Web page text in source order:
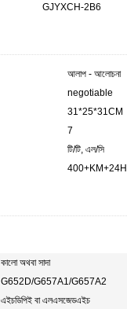
GJYXCH-2B6
আলাপ - আলোচনা
negotiable
31*25*31CM
7
টি/টি, এল/সি
400+KM+24H
কালো অথবা সাদা
G652D/G657A1/G657A2
এইচডিপিই বা এলএসজেডএইচ